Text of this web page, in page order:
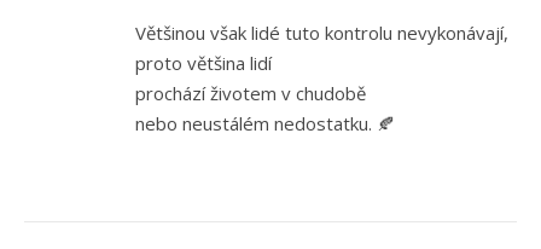
Většinou však lidé tuto kontrolu nevykonávají,
proto většina lidí
prochází životem v chudobě
nebo neustálém nedostatku. 🍂